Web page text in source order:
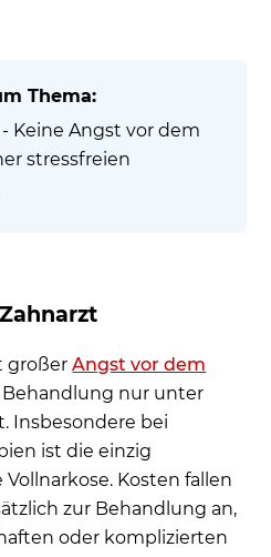
- Keine Angst vor dem
stressfreien
großerAngst vor dem
nur unter
Insbesondere bei
ist die einzig
Kosten fallen
zur Behandlung an,
oder komplizierten